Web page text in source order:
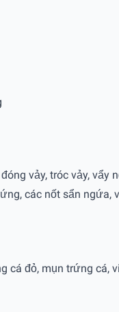
vảy, tróc vảy,
các nốt sẩn ngứa,
cá đỏ, mụn trứng